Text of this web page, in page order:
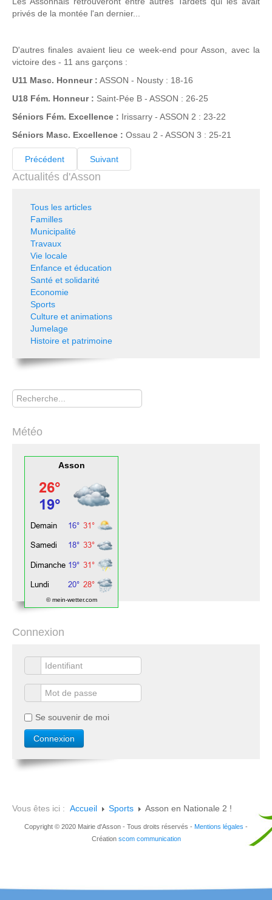
privés de la montée l'an dernier...
D'autres finales avaient lieu ce week-end pour Asson, avec la
victoire des - 11 ans garçons :
U11 Masc. Honneur : ASSON - Nousty : 18-16
U18 Fém. Honneur : Saint-Pée B - ASSON : 26-25
Séniors Fém. Excellence : Irissarry - ASSON 2 : 23-22
Séniors Masc. Excellence : Ossau 2 - ASSON 3 : 25-21
Précédent Suivant
Actualités d'Asson
Tous les articles
Familles
Municipalité
Travaux
Vie locale
Enfance et éducation
Santé et solidarité
Economie
Sports
Culture et animations
Jumelage
Histoire et patrimoine
Rechercher
Météo
Asson
© mein-wetter.com
Connexion
Se souvenir de moi
Vous êtes ici : Accueil Sports Asson en Nationale 2 !
Copyright © 2020 Mairie d'Asson - Tous droits réservés - Mentions légales -
Création scom communication